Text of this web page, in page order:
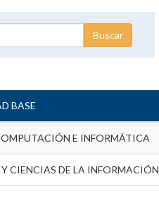
BASE
E INFORMÁTICA
CIENCIAS DE LA INFORMACIÓN